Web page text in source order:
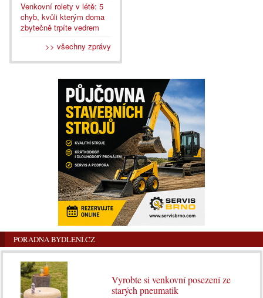
Venkovní rolety v létě: 5
chyb, kvůli kterým doma
zbytečně trpíte vedrem
>> všechny zprávy
PORADNA BYDLENÍ.CZ
Vyrobte si venkovní posezení ze
starých pneumatik